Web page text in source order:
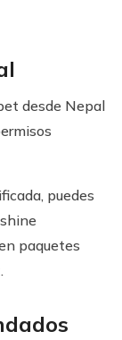
desde Nepal
puedes
paquetes